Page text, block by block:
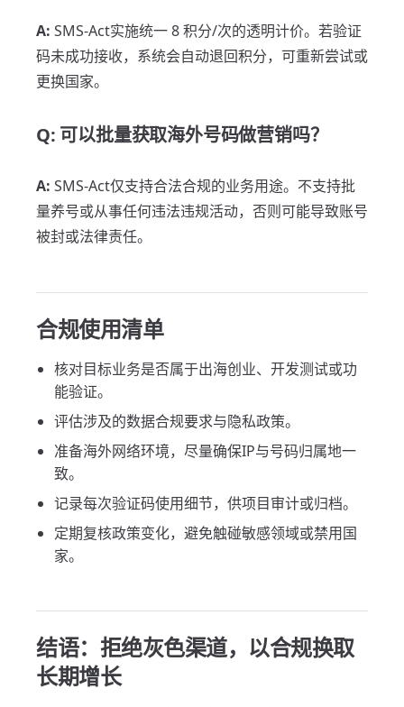
A: SMS-Act实施统一 8 积分/次的透明计价。若验证
码未成功接收，系统会自动退回积分，可重新尝试或
更换国家。
Q: 可以批量获取海外号码做营销吗？
A: SMS-Act仅支持合法合规的业务用途。不支持批
量养号或从事任何违法违规活动，否则可能导致账号
被封或法律责任。
合规使用清单
核对目标业务是否属于出海创业、开发测试或功
能验证。
评估涉及的数据合规要求与隐私政策。
准备海外网络环境，尽量确保IP与号码归属地一
致。
记录每次验证码使用细节，供项目审计或归档。
定期复核政策变化，避免触碰敏感领域或禁用国
家。
结语：拒绝灰色渠道，以合规换取
长期增长